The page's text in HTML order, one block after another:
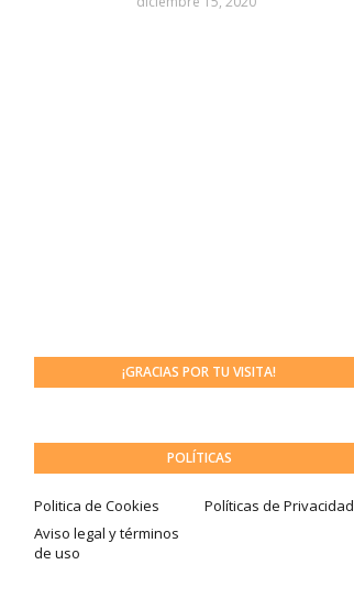
¡GRACIAS POR TU VISITA!
POLÍTICAS
Politica de Cookies
Políticas de Privacidad
Aviso legal y términos
de uso